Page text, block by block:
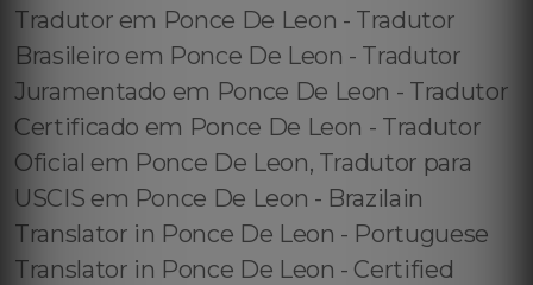
Tradutor em Ponce De Leon - Tradutor
Brasileiro em Ponce De Leon - Tradutor
Juramentado em Ponce De Leon - Tradutor
Certificado em Ponce De Leon - Tradutor
Oficial em Ponce De Leon, Tradutor para
USCIS em Ponce De Leon - Brazilain
Translator in Ponce De Leon - Portuguese
Translator in Ponce De Leon - Certified